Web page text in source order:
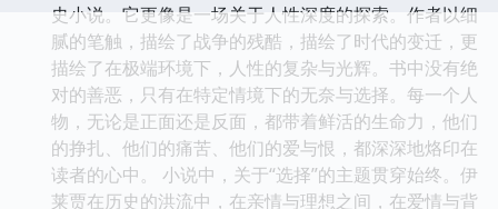
史小说。它更像是一场关于人性深度的探索。作者以细
腻的笔触，描绘了战争的残酷，描绘了时代的变迁，更
描绘了在极端环境下，人性的复杂与光辉。书中没有绝
对的善恶，只有在特定情境下的无奈与选择。每一个人
物，无论是正面还是反面，都带着鲜活的生命力，他们
的挣扎、他们的痛苦、他们的爱与恨，都深深地烙印在
读者的心中。 小说中，关于“选择”的主题贯穿始终。伊
莱贾在历史的洪流中，在亲情与理想之间，在爱情与背